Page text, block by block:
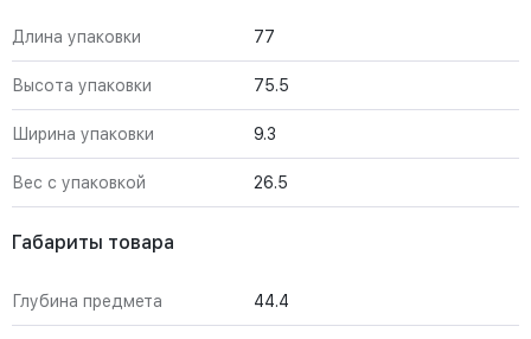
Длина упаковки 77
Высота упаковки 75.5
Ширина упаковки 9.3
Вес с упаковкой 26.5
Габариты товара
Глубина предмета 44.4